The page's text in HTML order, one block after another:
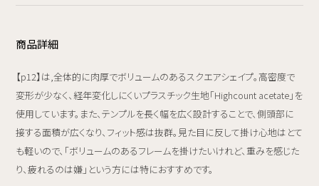
商品詳細
【p12】は,全体的に肉厚でボリュームのあるスクエアシェイプ。高密度で
変形が少なく、経年変化しにくいプラスチック生地「Highcount acetate」を
使用しています。また、テンプルを長く幅を広く設計することで、側頭部に
接する面積が広くなり、フィット感は抜群。見た目に反して掛け心地はとて
も軽いので、「ボリュームのあるフレームを掛けたいけれど、重みを感じた
り、疲れるのは嫌」という方には特におすすめです。